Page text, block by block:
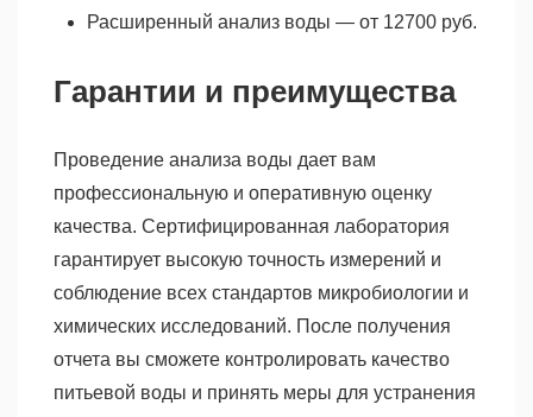
Расширенный анализ воды — от 12700 руб.
Гарантии и преимущества
Проведение анализа воды дает вам
профессиональную и оперативную оценку
качества. Сертифицированная лаборатория
гарантирует высокую точность измерений и
соблюдение всех стандартов микробиологии и
химических исследований. После получения
отчета вы сможете контролировать качество
питьевой воды и принять меры для устранения